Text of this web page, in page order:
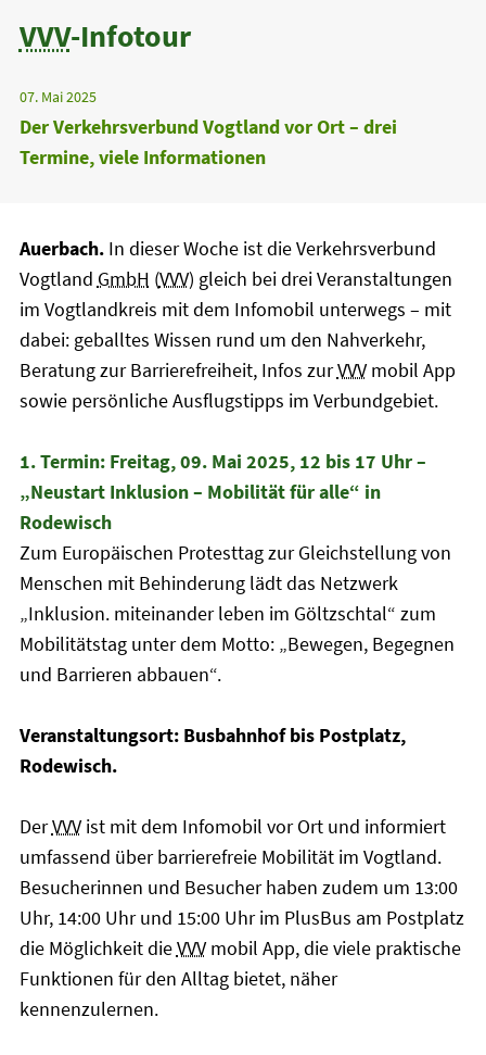
VVV-Infotour
07. Mai 2025
Der Verkehrsverbund Vogtland vor Ort – drei
Termine, viele Informationen
Auerbach.In dieser Woche ist die Verkehrsverbund
Vogtland GmbH (VVV) gleich bei drei Veranstaltungen
im Vogtlandkreis mit dem Infomobil unterwegs – mit
dabei: geballtes Wissen rund um den Nahverkehr,
Beratung zur Barrierefreiheit, Infos zurVVVmobil App
sowie persönliche Ausflugstipps im Verbundgebiet.
1. Termin: Freitag, 09. Mai 2025, 12 bis 17 Uhr –
„Neustart Inklusion – Mobilität für alle“ in
Rodewisch
Zum Europäischen Protesttag zur Gleichstellung von
Menschen mit Behinderung lädt das Netzwerk
„Inklusion. miteinander leben im Göltzschtal“ zum
Mobilitätstag unter dem Motto: „Bewegen, Begegnen
und Barrieren abbauen“.
Veranstaltungsort: Busbahnhof bis Postplatz,
Rodewisch.
DerVVVist mit dem Infomobil vor Ort und informiert
umfassend über barrierefreie Mobilität im Vogtland.
Besucherinnen und Besucher haben zudem um 13:00
Uhr, 14:00 Uhr und 15:00 Uhr im PlusBus am Postplatz
die Möglichkeit dieVVVmobil App, die viele praktische
Funktionen für den Alltag bietet, näher
kennenzulernen.